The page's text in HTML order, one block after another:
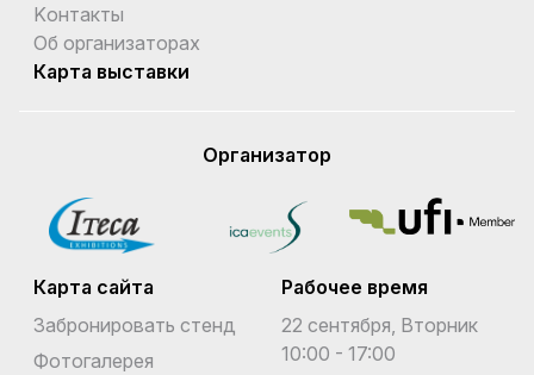
Kонтакты
Об организаторах
Карта выставки
Организатор
Карта сайта
Забронировать стенд
Фотогалерея
Рабочее время
22 сентября, Вторник
10:00 - 17:00